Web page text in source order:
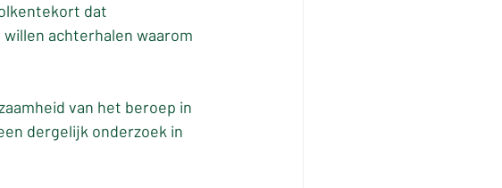
dat
achterhalen waarom
van het beroep in
dergelijk onderzoek in